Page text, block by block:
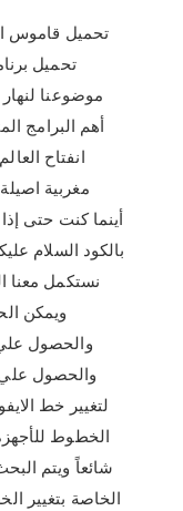
تحميل قاموس
تحميل
موضوعنا
أهم البرامج
انفتاح
مغربية
بالكود السلام
نستكمل معنا
ويمكن
والحصول
والحصول
الخطوط
شائعاً ويتم
الخاصة بتغيير